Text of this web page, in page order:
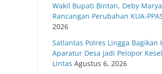
Wakil Bupati Bintan, Deby
Rancangan Perubahan KUA-
2026
Satlantas Polres Lingga Bagikan
Aparatur Desa Jadi Pelopor
Lintas Agustus 6, 2026